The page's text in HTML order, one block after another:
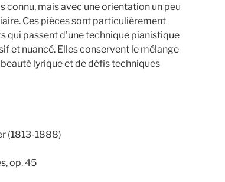
connu, mais avec une orientation un peu
Ces pièces sont particulièrement
qui passent d’une technique pianistique
et nuancé. Elles conservent le mélange
lyrique et de défis techniques
(1813-1888)
op. 45